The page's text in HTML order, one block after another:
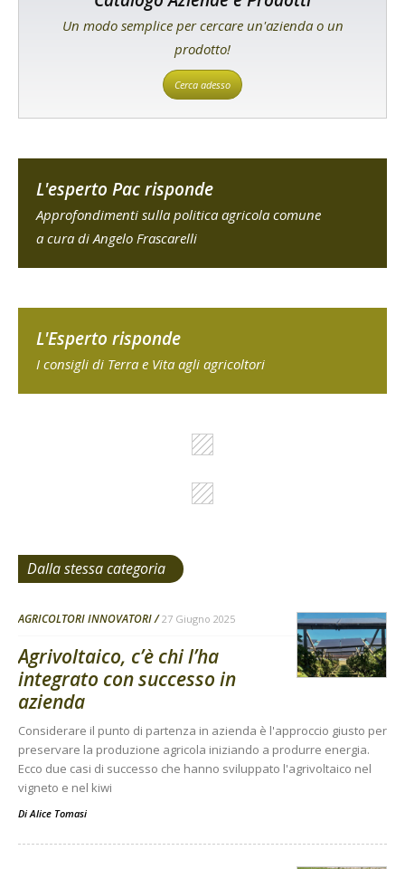
Un modo semplice per cercare un'azienda o un
prodotto!
Cerca adesso
L'esperto Pac risponde
Approfondimenti sulla politica agricola comune
a cura di Angelo Frascarelli
L'Esperto risponde
I consigli di Terra e Vita agli agricoltori
Dalla stessa categoria
AGRICOLTORI INNOVATORI 27 Giugno 2025
Agrivoltaico, c’è chi l’ha
integrato con successo in
azienda
Considerare il punto di partenza in azienda è l'approccio giusto per
preservare la produzione agricola iniziando a produrre energia.
Ecco due casi di successo che hanno sviluppato l'agrivoltaico nel
vigneto e nel kiwi
DiAlice Tomasi